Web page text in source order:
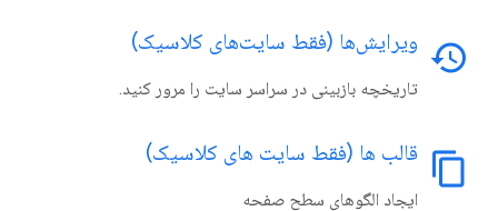
history ویرایش‌ها (فقط سایت‌های کلاسیک)
تاریخچه بازبینی در سراسر سایت را مرور کنید.
content_copy قالب ها (فقط سایت های کلاسیک)
ایجاد الگوهای سطح صفحه